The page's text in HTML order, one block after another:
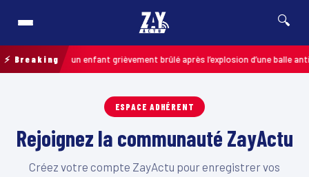
🔍
⚡ Breaking
de-Calais : un enfant grièvement brûlé après l’explosion d’une balle
ESPACE ADHÉRENT
Rejoignez la communauté ZayActu
Créez votre compte ZayActu pour enregistrer vos